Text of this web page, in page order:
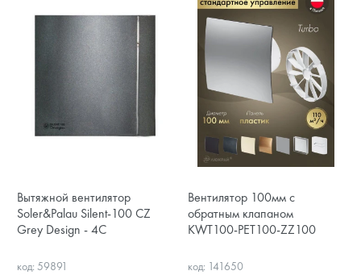
Вытяжной вентилятор
Soler&Palau Silent-100 CZ
Grey Design - 4C
код: 59891
Вентилятор 100мм с
обратным клапаном
KWT100-PET100-ZZ100
код: 141650